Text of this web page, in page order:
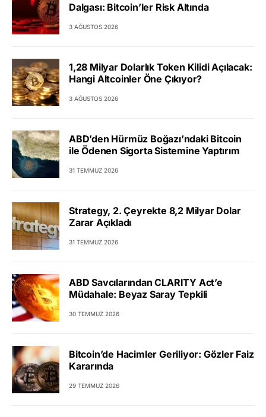
Dalgası: Bitcoin’ler Risk Altında
3 AĞUSTOS 2026
1,28 Milyar Dolarlık Token Kilidi Açılacak:
Hangi Altcoinler Öne Çıkıyor?
3 AĞUSTOS 2026
ABD’den Hürmüz Boğazı’ndaki Bitcoin
ile Ödenen Sigorta Sistemine Yaptırım
31 TEMMUZ 2026
Strategy, 2. Çeyrekte 8,2 Milyar Dolar
Zarar Açıkladı
31 TEMMUZ 2026
ABD Savcılarından CLARITY Act’e
Müdahale: Beyaz Saray Tepkili
30 TEMMUZ 2026
Bitcoin’de Hacimler Geriliyor: Gözler Faiz
Kararında
29 TEMMUZ 2026